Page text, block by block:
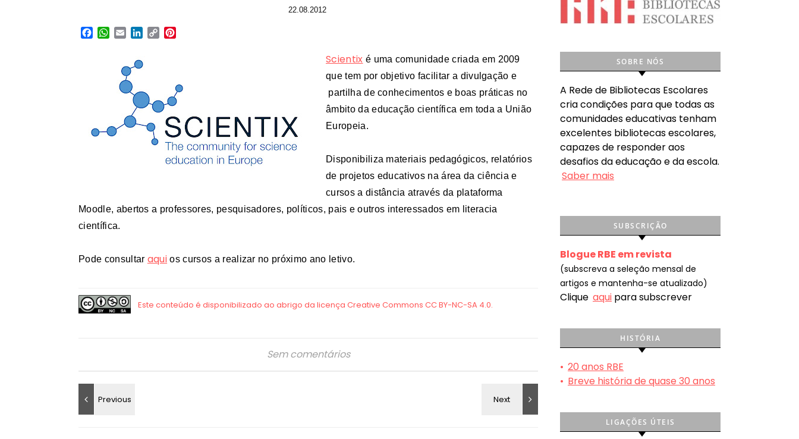
22.08.2012
Facebook
WhatsApp
EmailLinkedIn
Copy
Scientix é uma comunidade criada em 2009
que tem por objetivo facilitar a divulgação e
partilha de conhecimentos e boas práticas no
âmbito da educação científica em toda a União
Europeia.
Disponibiliza materiais pedagógicos, relatórios
de projetos educativos na área da ciência e
cursos a distância através da plataforma
Moodle, abertos a professores, pesquisadores, políticos, pais e outros interessados em literacia
científica.
Pode consultar aqui os cursos a realizar no próximo ano letivo.
Sem comentários
SOBRE NÓS
A Rede de Bibliotecas Escolares
cria condições para que todas as
comunidades educativas tenham
excelentes bibliotecas escolares,
capazes de responder aos
desafios da educação e da escola.
Saber mais
SUBSCRIÇÃO
Blogue RBE em revista
(subscreva a seleção mensal de
artigos e mantenha-se atualizado)
Clique aqui para subscrever
HISTÓRIA
• 20 anos RBE
• Breve história de quase 30 anos
LIGAÇÕES ÚTEIS